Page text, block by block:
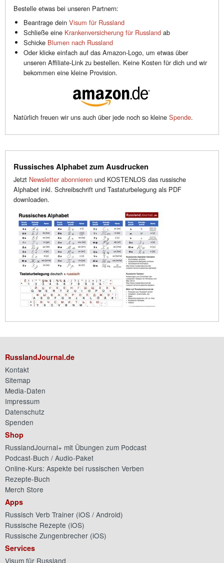
Bestelle etwas bei unseren Partnern:
Beantrage dein Visum für Russland
Schließe eine Krankenversicherung für Russland ab
Schicke Blumen nach Russland
Oder klicke einfach auf das Amazon-Logo, um etwas über
unseren Affiliate-Link zu bestellen. Keine Kosten für dich und wir
bekommen eine kleine Provision.
Natürlich freuen wir uns auch über jede noch so kleine Spende.
Russisches Alphabet zum Ausdrucken
Jetzt Newsletter abonnieren und KOSTENLOS das russische
Alphabet inkl. Schreibschrift und Tastaturbelegung als PDF
downloaden.
RusslandJournal.de
Kontakt
Sitemap
Media-Daten
Impressum
Datenschutz
Spenden
Shop
RusslandJournal+ mit Übungen zum Podcast
Podcast-Buch / Audio-Paket
Online-Kurs: Aspekte bei russischen Verben
Rezepte-Buch
Merch Store
Apps
Russisch Verb Trainer (iOS / Android)
Russische Rezepte (iOS)
Russische Zungenbrecher (iOS)
Services
Visum für Russland